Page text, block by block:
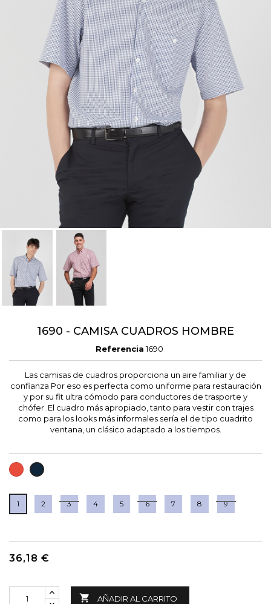
1690 - CAMISA CUADROS HOMBRE
Referencia 1690
Las camisas de cuadros proporciona un aire familiar y de
confianza Por eso es perfecta como uniforme para restauración
y por su fit ultra cómodo para conductores de trasporte y
chófer. El cuadro más apropiado, tanto para vestir con trajes
como para los looks más informales sería el de tipo cuadrito
ventana, un clásico adaptado a los tiempos.
ROJOMARINO
1 2 3 4 5 6 7 8 9
36,18 €
 AÑADIR AL CARRITO
Cancelar Crear lista de Favoritos
Cancelar Iniciar sesión